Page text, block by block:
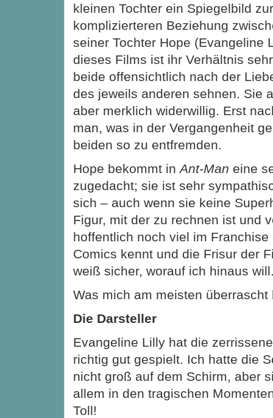
kleinen Tochter ein Spiegelbild
komplizierteren Beziehung
seiner Tochter Hope (Evangeline
dieses Films ist ihr Verhältnis
beide offensichtlich nach der
des jeweils anderen sehnen. Sie
aber merklich widerwillig. Erst
man, was in der Vergangenheit
beiden so zu entfremden.
Hope bekommt inAnt-Man eine
zugedacht; sie ist sehr
sich – auch wenn sie keine
Figur, mit der zu rechnen ist und
hoffentlich noch viel im
Comics kennt und die Frisur der
weiß sicher, worauf ich hinaus
Was mich am meisten überrascht
Die Darsteller
Evangeline Lilly hat die
richtig gut gespielt. Ich hatte die
nicht groß auf dem Schirm, aber
allem in den tragischen
Toll!